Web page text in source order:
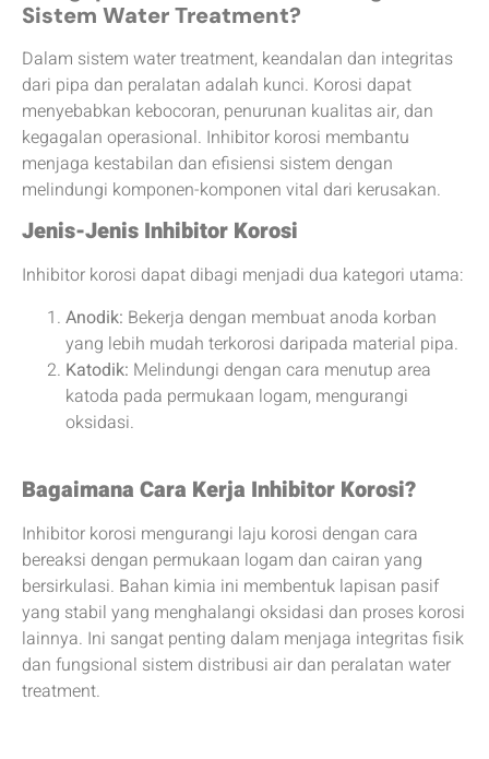
Sistem Water Treatment?
Dalam sistem water treatment, keandalan dan integritas
dari pipa dan peralatan adalah kunci. Korosi dapat
menyebabkan kebocoran, penurunan kualitas air, dan
kegagalan operasional. Inhibitor korosi membantu
menjaga kestabilan dan efisiensi sistem dengan
melindungi komponen-komponen vital dari kerusakan.
Jenis-Jenis Inhibitor Korosi
Inhibitor korosi dapat dibagi menjadi dua kategori utama:
Anodik: Bekerja dengan membuat anoda korban
yang lebih mudah terkorosi daripada material pipa.
Katodik: Melindungi dengan cara menutup area
katoda pada permukaan logam, mengurangi
oksidasi.
Bagaimana Cara Kerja Inhibitor Korosi?
Inhibitor korosi mengurangi laju korosi dengan cara
bereaksi dengan permukaan logam dan cairan yang
bersirkulasi. Bahan kimia ini membentuk lapisan pasif
yang stabil yang menghalangi oksidasi dan proses korosi
lainnya. Ini sangat penting dalam menjaga integritas fisik
dan fungsional sistem distribusi air dan peralatan water
treatment.